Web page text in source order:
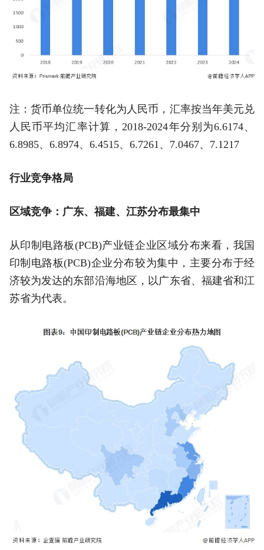
注：货币单位统一转化为人民币，汇率按当年美元兑
人民币平均汇率计算，2018-2024年分别为6.6174、
6.8985、6.8974、6.4515、6.7261、7.0467、7.1217
行业竞争格局
区域竞争：广东、福建、江苏分布最集中
从印制电路板(PCB)产业链企业区域分布来看，我国
印制电路板(PCB)企业分布较为集中，主要分布于经
济较为发达的东部沿海地区，以广东省、福建省和江
苏省为代表。